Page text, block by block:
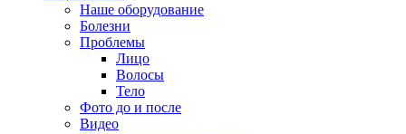
Наше оборудование
Болезни
Проблемы
Лицо
Волосы
Тело
Фото до и после
Видео